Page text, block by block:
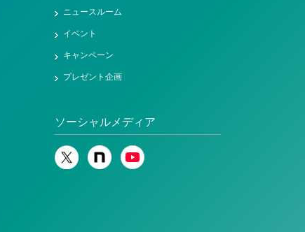
ニュースルーム
イベント
キャンペーン
プレゼント企画
ソーシャルメディア